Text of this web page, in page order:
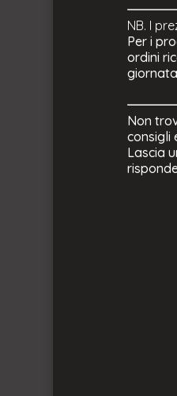
NB. I
Per i
ordini
Non
consigli
Lascia